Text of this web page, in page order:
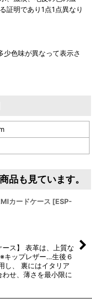
証明であり1点1点異なり
色味が異なって表示さ
品も見ています。
カードケース [ESP-
ース】 表革は、上質な
キップレザー…生後６
し、 裏にはイタリア
せ、薄さを最小限に